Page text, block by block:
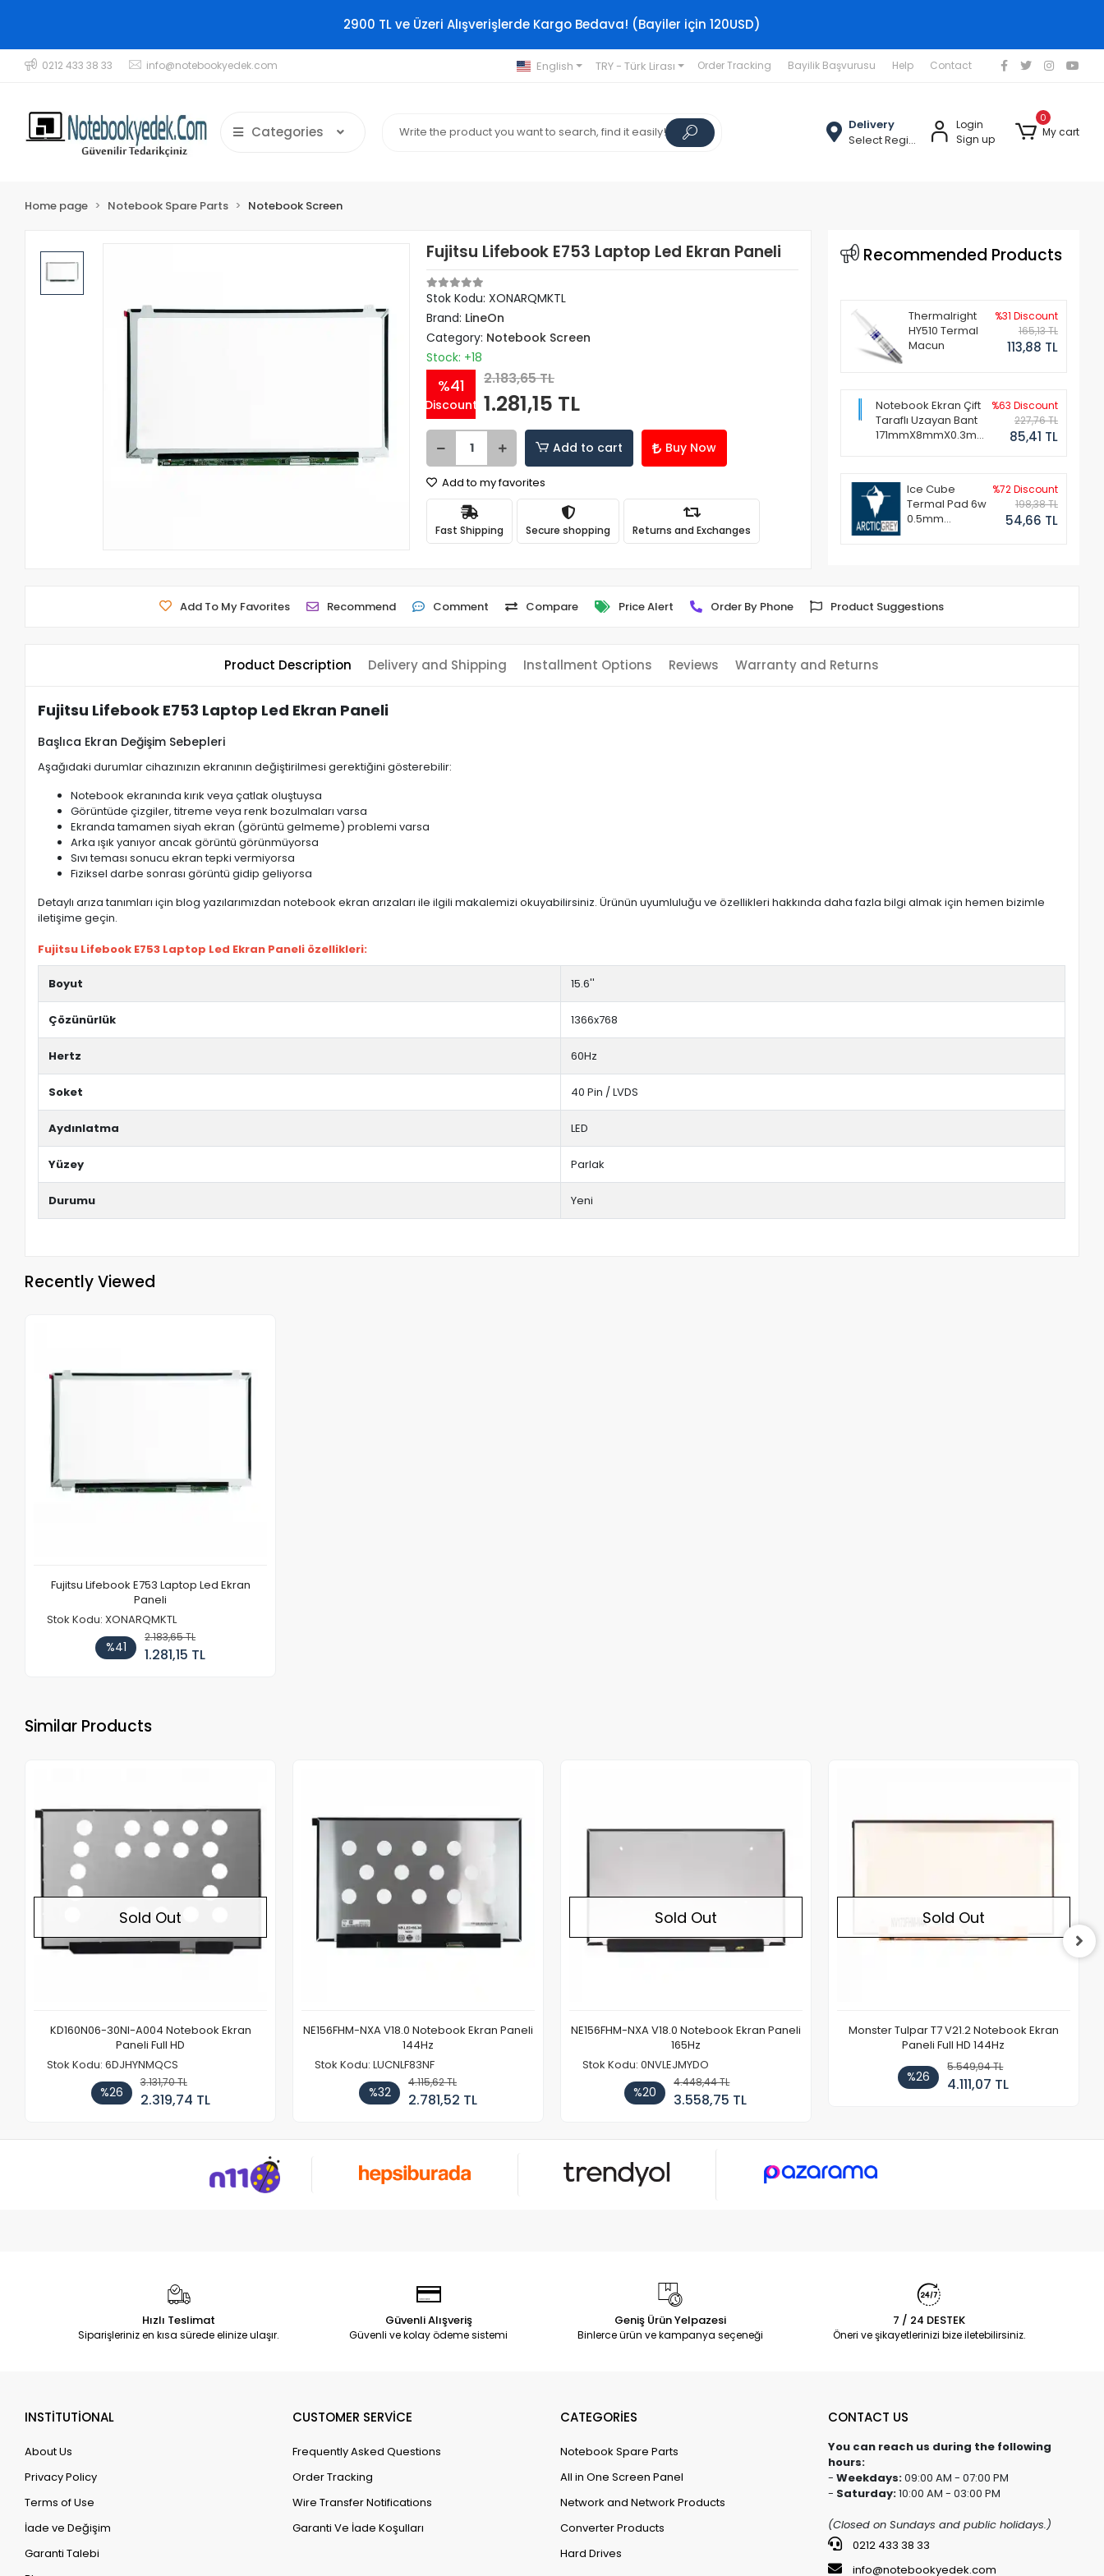
2900 TL ve Üzeri Alışverişlerde Kargo Bedava! (Bayiler için 120USD)
0212 433 38 33 info@notebookyedek.com English TRY - Türk Lirası Order Tracking Bayilik Başvurusu Help Contact
Categories
Delivery
Select Region
Login
Sign up
0
My cart
Home page Notebook Spare Parts Notebook Screen
Fujitsu Lifebook E753 Laptop Led Ekran Paneli
Stok Kodu: XONARQMKTL
Brand: LineOn
Category: Notebook Screen
Stock: +18
%41
Discount
2.183,65 TL
1.281,15 TL
Add to cart Buy Now
Add to my favorites
Fast Shipping Secure shopping Returns and Exchanges
Recommended Products
Thermalright
HY510 Termal
Macun
%31 Discount
165,13 TL
113,88 TL
Notebook Ekran Çift
Taraflı Uzayan Bant
171mmX8mmX0.3mm
%63 Discount
227,76 TL
85,41 TL
Ice Cube
Termal Pad 6w
0.5mm
%72 Discount
198,38 TL
54,66 TL
Add To My Favorites Recommend Comment Compare Price Alert Order By Phone Product Suggestions
Product Description Delivery and Shipping Installment Options Reviews Warranty and Returns
Fujitsu Lifebook E753 Laptop Led Ekran Paneli
Başlıca Ekran Değişim Sebepleri
Aşağıdaki durumlar cihazınızın ekranının değiştirilmesi gerektiğini gösterebilir:
Notebook ekranında kırık veya çatlak oluştuysa
Görüntüde çizgiler, titreme veya renk bozulmaları varsa
Ekranda tamamen siyah ekran (görüntü gelmeme) problemi varsa
Arka ışık yanıyor ancak görüntü görünmüyorsa
Sıvı teması sonucu ekran tepki vermiyorsa
Fiziksel darbe sonrası görüntü gidip geliyorsa
Detaylı arıza tanımları için blog yazılarımızdan notebook ekran arızaları ile ilgili makalemizi okuyabilirsiniz. Ürünün uyumluluğu ve özellikleri hakkında daha fazla bilgi almak için hemen bizimle
iletişime geçin.
Fujitsu Lifebook E753 Laptop Led Ekran Paneli özellikleri:
Boyut 15.6''
Çözünürlük 1366x768
Hertz 60Hz
Soket 40 Pin / LVDS
Aydınlatma LED
Yüzey Parlak
Durumu Yeni
Recently Viewed
Fujitsu Lifebook E753 Laptop Led Ekran
Paneli
Stok Kodu: XONARQMKTL
%41
2.183,65 TL
1.281,15 TL
Similar Products
Sold Out
KD160N06-30NI-A004 Notebook Ekran
Paneli Full HD
Stok Kodu: 6DJHYNMQCS
%26
3.131,70 TL
2.319,74 TL
NE156FHM-NXA V18.0 Notebook Ekran Paneli
144Hz
Stok Kodu: LUCNLF83NF
%32
4.115,62 TL
2.781,52 TL
Sold Out
NE156FHM-NXA V18.0 Notebook Ekran Paneli
165Hz
Stok Kodu: 0NVLEJMYDO
%20
4.448,44 TL
3.558,75 TL
Sold Out
Monster Tulpar T7 V21.2 Notebook Ekran
Paneli Full HD 144Hz
%26
5.549,94 TL
4.111,07 TL
Hızlı Teslimat
Siparişleriniz en kısa sürede elinize ulaşır.
Güvenli Alışveriş
Güvenli ve kolay ödeme sistemi
Geniş Ürün Yelpazesi
Binlerce ürün ve kampanya seçeneği
7 / 24 DESTEK
Öneri ve şikayetlerinizi bize iletebilirsiniz.
INSTİTUTİONAL
About Us
Privacy Policy
Terms of Use
İade ve Değişim
Garanti Talebi
CUSTOMER SERVİCE
Frequently Asked Questions
Order Tracking
Wire Transfer Notifications
Garanti Ve İade Koşulları
CATEGORİES
Notebook Spare Parts
All in One Screen Panel
Network and Network Products
Converter Products
Hard Drives
CONTACT US
You can reach us during the following
hours:
- Weekdays:09:00 AM - 07:00 PM
- Saturday:10:00 AM - 03:00 PM
(Closed on Sundays and public holidays.)
0212 433 38 33
info@notebookyedek.com